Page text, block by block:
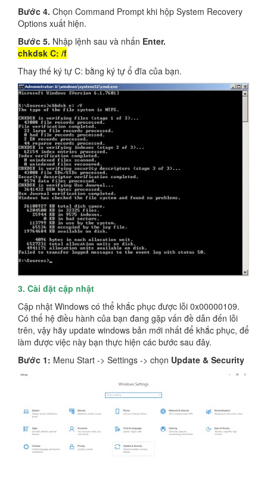
Bước 4. Chọn Command Prompt khi hộp System Recovery
Options xuất hiện.
Bước 5. Nhập lệnh sau và nhấn Enter.
chkdsk C: /f
Thay thế ký tự C: bằng ký tự ổ đĩa của bạn.
3. Cài đặt cập nhật
Cập nhật Windows có thể khắc phục được lỗi 0x00000109.
Có thể hệ điều hành của bạn đang gặp vấn đề dẫn đến lỗi
trên, vậy hãy update windows bản mới nhất để khắc phục, để
làm được việc này bạn thực hiện các bước sau đây.
Bước 1: Menu Start -> Settings -> chọn Update & Security